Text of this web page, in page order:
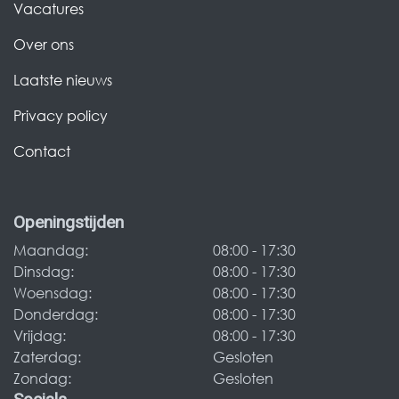
Vacatures
Over ons
Laatste nieuws
Privacy policy
Contact
Openingstijden
Maandag:
08:00 - 17:30
Dinsdag:
08:00 - 17:30
Woensdag:
08:00 - 17:30
Donderdag:
08:00 - 17:30
Vrijdag:
08:00 - 17:30
Zaterdag:
Gesloten
Zondag:
Gesloten